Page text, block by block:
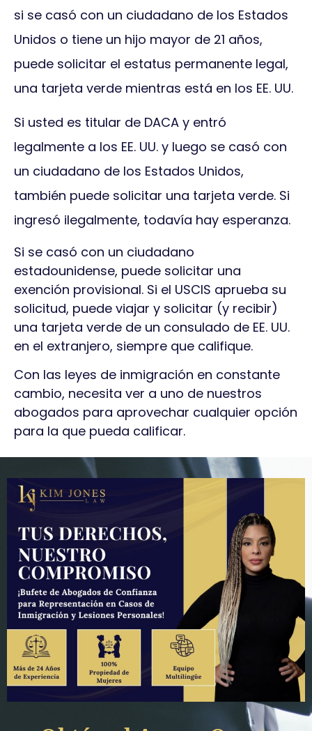
si se casó con un ciudadano de los Estados
Unidos o tiene un hijo mayor de 21 años,
puede solicitar el estatus permanente legal,
una tarjeta verde mientras está en los EE. UU.
Si usted es titular de DACA y entró
legalmente a los EE. UU. y luego se casó con
un ciudadano de los Estados Unidos,
también puede solicitar una tarjeta verde. Si
ingresó ilegalmente, todavía hay esperanza.
Si se casó con un ciudadano
estadounidense, puede solicitar una
exención provisional. Si el USCIS aprueba su
solicitud, puede viajar y solicitar (y recibir)
una tarjeta verde de un consulado de EE. UU.
en el extranjero, siempre que califique.
Con las leyes de inmigración en constante
cambio, necesita ver a uno de nuestros
abogados para aprovechar cualquier opción
para la que pueda calificar.